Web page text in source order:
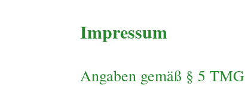
Impressum
Angaben gemäß § 5 TMG